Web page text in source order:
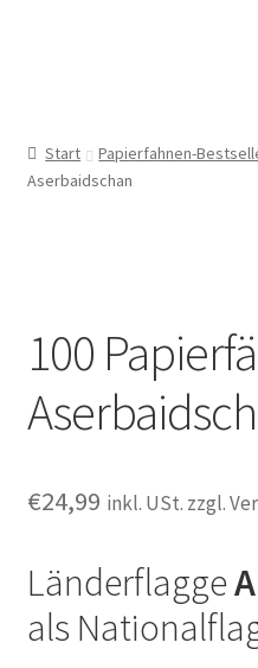
🎨 Bedrucken
✅ Anfrage
👤Konto
Blog
Start Papierfahnen-
Aserbaidschan
100
€24,99 inkl. USt. zzgl.
Länderflagge
als